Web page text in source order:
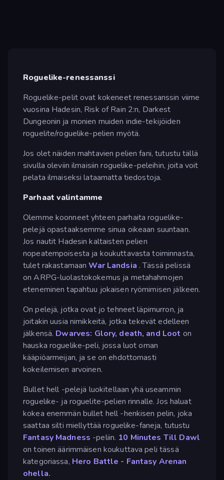
Roguelike-renessanssi
Roguelike-pelit ovat kokeneet renessanssin viime
vuosina Hadesin, Risk of Rain 2:n, Darkest
Dungeonin ja monien muiden indie-tekijöiden
roguelite/roguelike-pelien myötä.
Jos olet näiden mahtavien pelien fani, tutustu tällä
sivulla oleviin ilmaisiin roguelike-peleihin, joita voit
pelata ilmaiseksi lataamatta tiedostoja.
Parhaat valintamme
Olemme koonneet yhteen parhaita roguelike-
pelejä opastaaksemme sinua oikeaan suuntaan.
Jos nautit Hadesin kaltaisten pelien
nopeatempoisesta ja koukuttavasta toiminnasta,
tulet rakastamaanWar Landsia . Tässä pelissä
on ARPG-luolastokokemus ja metahahmojen
eteneminen tapahtuu jokaisen ryömimisen jälkeen.
On pelejä, jotka ovat jo tehneet läpimurron, ja
joitakin uusia nimikkeitä, jotka tekevät edelleen
jälkensä. Dwarves: Glory, death, and Loot on
hauska roguelike-peli, jossa luot oman
kääpiöarmeijan, ja se on ehdottomasti
kokeilemisen arvoinen.
Bullet hell -pelejä luokitellaan yhä useammin
roguelike- ja roguelite-pelien rinnalle. Jos haluat
kokea enemmän bullet hell -henkisen pelin, joka
saattaa silti miellyttää roguelike-faneja, tutustu
Fantasy Madness -peliin. 10 Minutes Till Dawl
on toinen äärimmäisen koukuttava peli tässä
kategoriassa, Hero Battle - Fantasy Arenan
ohella.